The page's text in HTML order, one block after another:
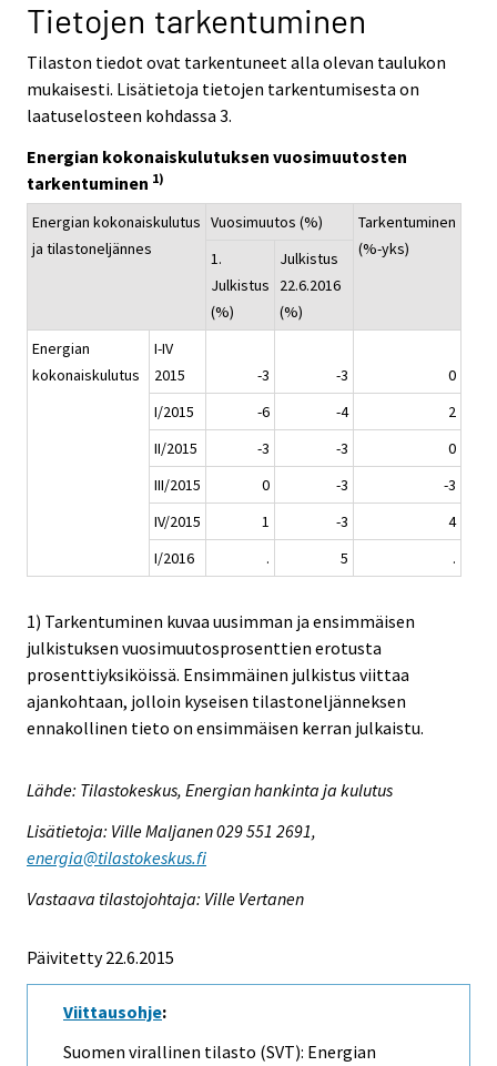
Tietojen tarkentuminen
Tilaston tiedot ovat tarkentuneet alla olevan taulukon
mukaisesti. Lisätietoja tietojen tarkentumisesta on
laatuselosteen kohdassa 3.
Energian kokonaiskulutuksen vuosimuutosten
tarkentuminen 1)
Energian kokonaiskulutus
ja tilastoneljännes
Vuosimuutos (%)
Tarkentuminen
(%-yks)
1.
Julkistus
(%)
Julkistus
22.6.2016
(%)
Energian
kokonaiskulutus
I-IV
2015
-3 -3
0
I/2015
-6 -4
2
II/2015
-3 -3
0
III/2015
0 -3
-3
IV/2015
1 -3
4
I/2016
. 5 .
1) Tarkentuminen kuvaa uusimman ja ensimmäisen
julkistuksen vuosimuutosprosenttien erotusta
prosenttiyksiköissä. Ensimmäinen julkistus viittaa
ajankohtaan, jolloin kyseisen tilastoneljänneksen
ennakollinen tieto on ensimmäisen kerran julkaistu.
Lähde: Tilastokeskus, Energian hankinta ja kulutus
Lisätietoja: Ville Maljanen 029 551 2691,
energia@tilastokeskus.fi
Vastaava tilastojohtaja: Ville Vertanen
Päivitetty 22.6.2015
Viittausohje:
Suomen virallinen tilasto (SVT): Energian